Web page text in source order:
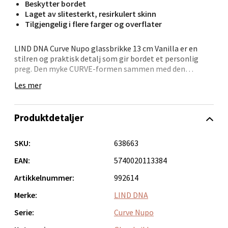
Beskytter bordet
Laget av slitesterkt, resirkulert skinn
Tilgjengelig i flere farger og overflater
LIND DNA Curve Nupo glassbrikke 13 cm Vanilla er en
stilren og praktisk detalj som gir bordet et personlig
preg. Den myke CURVE-formen sammen med den
harmonisk uttrykk.
glassbrikken både slitesterk og lett å vedlikeholde. Den
og tørkes enkelt av etter bruk. Finnes i flere farger og
stil.
• OEKO-TEX®-sertifisert resirkulert skinn
• Myk Nupo-overflate med matt struktur
• CURVE-form, 13 cm
• Beskytter bord og underlag
Les mer
Produktdetaljer
SKU:
638663
EAN:
5740020113384
Artikkelnummer:
992614
Merke:
LIND DNA
Serie:
Curve Nupo
Orkanger - Thon Senter Orkanger
Thon Senter Orkanger, Orkdalsveien 113, 7300
Åpent i dag 09-20
8 i butikk
Sandvika - Thon Senter Sandvika